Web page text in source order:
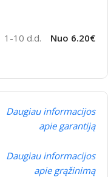
1-10 d.d. Nuo 6.20€
Daugiau informacijos
apie garantiją
Daugiau informacijos
apie grąžinimą